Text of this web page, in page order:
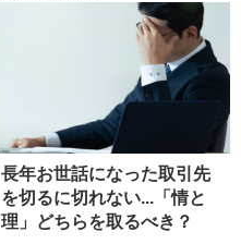
長年お世話になった取引先
を切るに切れない...「情と
理」どちらを取るべき？